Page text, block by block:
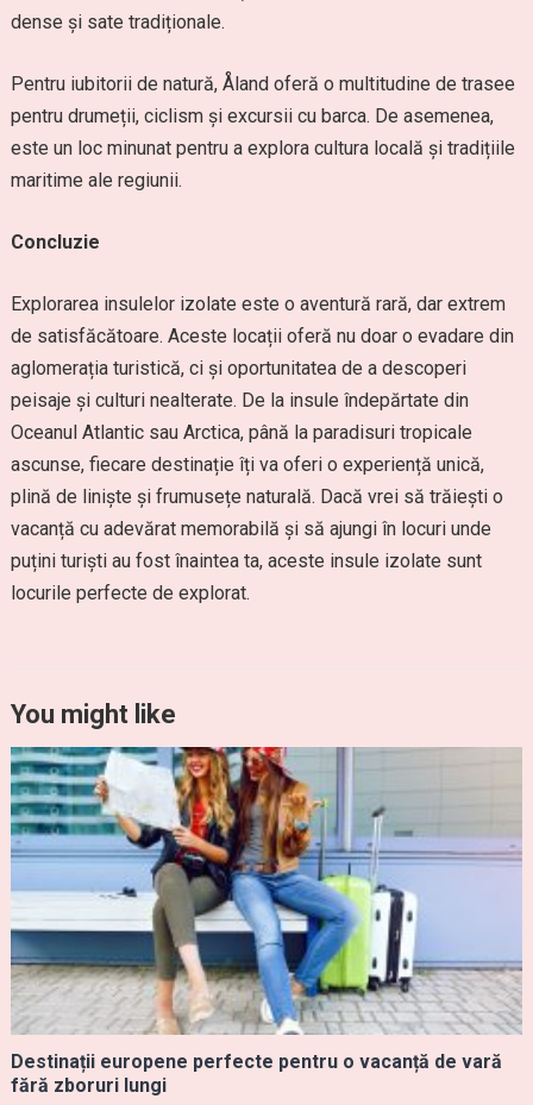
dense și sate tradiționale.
Pentru iubitorii de natură, Åland oferă o multitudine de trasee
pentru drumeții, ciclism și excursii cu barca. De asemenea,
este un loc minunat pentru a explora cultura locală și tradițiile
maritime ale regiunii.
Concluzie
Explorarea insulelor izolate este o aventură rară, dar extrem
de satisfăcătoare. Aceste locații oferă nu doar o evadare din
aglomerația turistică, ci și oportunitatea de a descoperi
peisaje și culturi nealterate. De la insule îndepărtate din
Oceanul Atlantic sau Arctica, până la paradisuri tropicale
ascunse, fiecare destinație îți va oferi o experiență unică,
plină de liniște și frumusețe naturală. Dacă vrei să trăiești o
vacanță cu adevărat memorabilă și să ajungi în locuri unde
puțini turiști au fost înaintea ta, aceste insule izolate sunt
locurile perfecte de explorat.
You might like
Destinații europene perfecte pentru o vacanță de vară
fără zboruri lungi